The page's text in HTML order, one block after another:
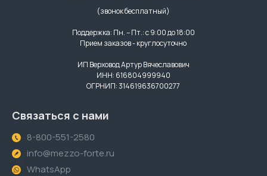
(звонок бесплатный)
Поддержка: Пн. – Пт.: с 9:00 до 18:00
Прием заказов - круглосуточно
ИП Верховод Артур Вячеславович
ИНН: 616804999940
ОГРНИП: 314619636700277
Связаться с нами
8-800-551-2580
info@mezzo-forte.ru
WhatsApp